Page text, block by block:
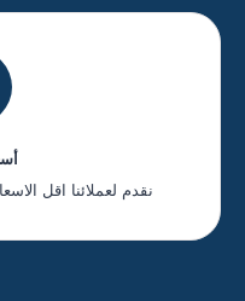
نقدم لعملائنا اقل